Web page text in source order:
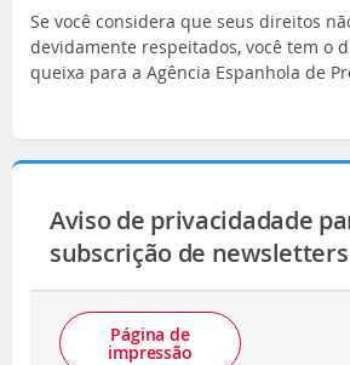
Se você considera que seus direitos
devidamente respeitados, você tem o
queixa para a Agência Espanhola de
Aviso de privacidadade
subscrição de newsletters
Página de
impressão